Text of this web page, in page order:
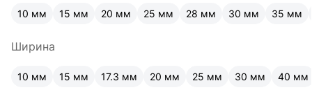
10 мм 15 мм 20 мм 25 мм 28 мм 30 мм 35 мм
Ширина
10 мм 15 мм 17.3 мм 20 мм 25 мм 30 мм 40 мм